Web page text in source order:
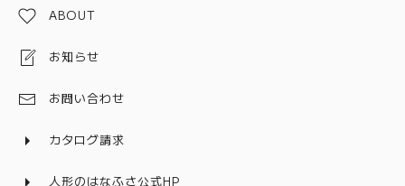
ケース飾り
作家
戦国武将
ベビー服リメイク
ABOUT
お知らせ
お問い合わせ
カタログ請求
人形のはなふさ公式HP